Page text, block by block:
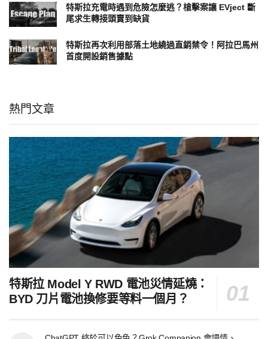
特斯拉充電時遇到危險怎麼逃？槍擊案讓 EVject 斷
尾求生轉接頭賣到缺貨
特斯拉再次利用部落土地繞過直銷禁令！阿拉巴馬州
首度開設銷售據點
熱門文章
特斯拉 Model Y RWD 電池災情延燒：
BYD 刀片電池換修要等料一個月？